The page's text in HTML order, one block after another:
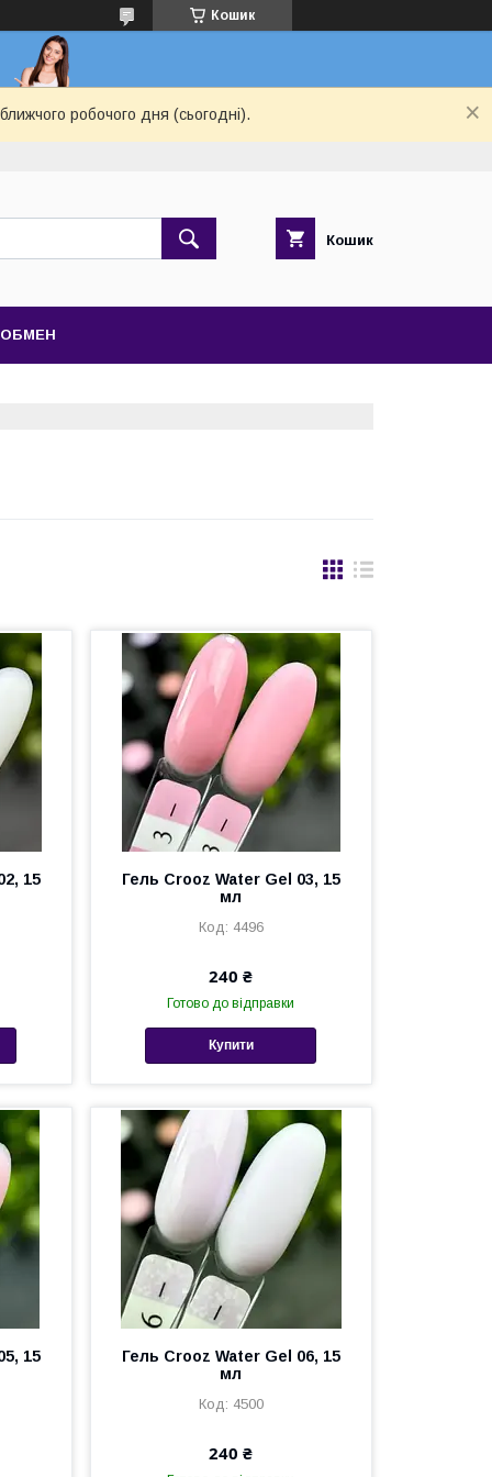
Кошик
робочого дня (сьогодні).
Кошик
ОБМЕН
15
Гель Crooz Water Gel 03, 15
мл
4496
240 ₴
Готово до відправки
Купити
15
Гель Crooz Water Gel 06, 15
мл
4500
240 ₴